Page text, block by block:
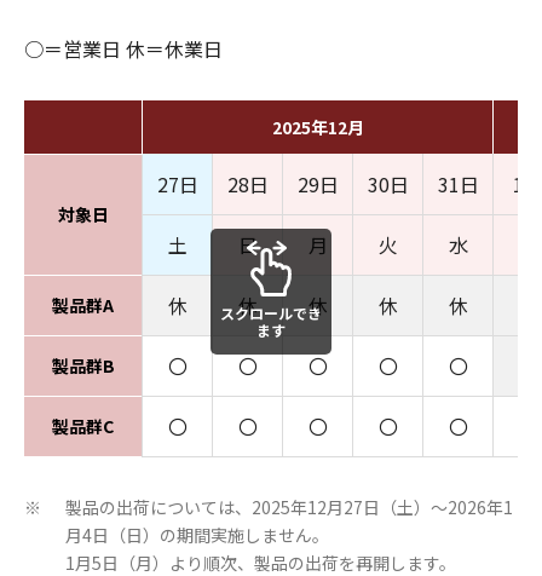
○＝営業日 休＝休業日
2025年12月
対象日
27日 28日 29日 30日 31日 1日
土 日 月 火 水
製品群A 休 休 休 休 休
製品群B 〇 〇 〇 〇 〇
製品群C 〇 〇 〇 〇 〇
スクロールでき
ます
※
製品の出荷については、2025年12月27日（土）～2026年1
月4日（日）の期間実施しません。
1月5日（月）より順次、製品の出荷を再開します。